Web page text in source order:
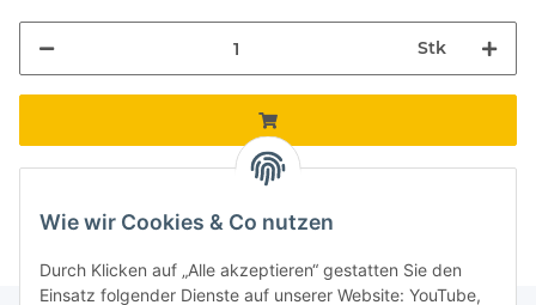
Stk
Loading... Komponenten werden geladen ...
Wie wir Cookies & Co nutzen
Durch Klicken auf „Alle akzeptieren“ gestatten Sie den
Einsatz folgender Dienste auf unserer Website: YouTube,